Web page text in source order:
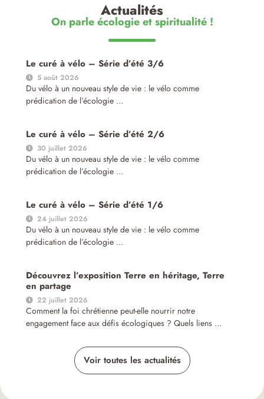
Actualités
On parle écologie et spiritualité !
Le curé à vélo – Série d’été 3/6
5 août 2026
Du vélo à un nouveau style de vie : le vélo comme
prédication de l’écologie …
Le curé à vélo – Série d’été 2/6
30 juillet 2026
Du vélo à un nouveau style de vie : le vélo comme
prédication de l’écologie …
Le curé à vélo – Série d’été 1/6
24 juillet 2026
Du vélo à un nouveau style de vie : le vélo comme
prédication de l’écologie …
Découvrez l’exposition Terre en héritage, Terre
en partage
22 juillet 2026
Comment la foi chrétienne peut-elle nourrir notre
engagement face aux défis écologiques ? Quels liens …
Voir toutes les actualités